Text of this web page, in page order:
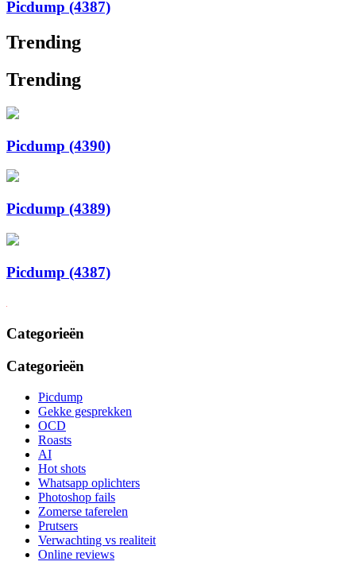
Picdump (4387)
Trending
Trending
Picdump (4390)
Picdump (4389)
Picdump (4387)
Categorieën
Categorieën
Picdump
Gekke gesprekken
OCD
Roasts
AI
Hot shots
Whatsapp oplichters
Photoshop fails
Zomerse taferelen
Prutsers
Verwachting vs realiteit
Online reviews